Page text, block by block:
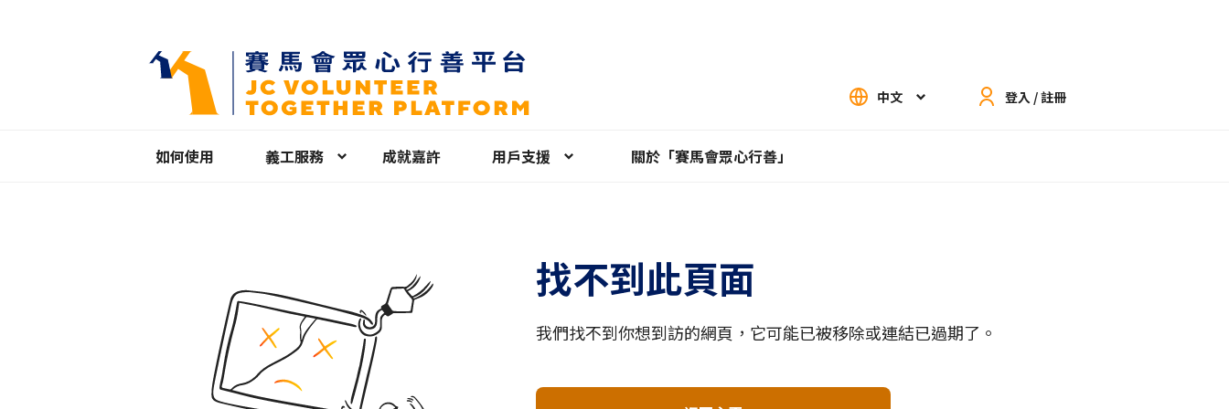
中文 登入 / 註冊
如何使用 義工服務 成就嘉許 用戶支援 關於「賽馬會眾心行善」
找不到此頁面
我們找不到你想到訪的網頁，它可能已被移除或連結已過期了。